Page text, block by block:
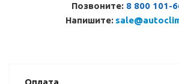
Позвоните: 8 800 101-
Напишите:
Оплата